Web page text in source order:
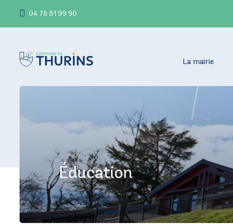
04 78 81 99 90
La mairie
Éducation